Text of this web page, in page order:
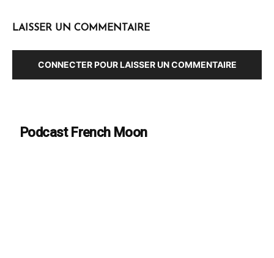
LAISSER UN COMMENTAIRE
CONNECTER POUR LAISSER UN COMMENTAIRE
Podcast French Moon